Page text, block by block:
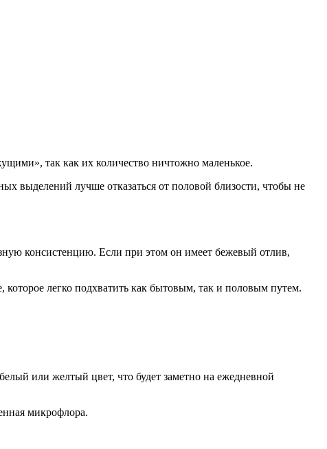
так как их количество ничтожно маленькое.
выделений лучше отказаться от половой близости, чтобы не
консистенцию. Если при этом он имеет бежевый отлив,
которое легко подхватить как бытовым, так и половым путем.
или желтый цвет, что будет заметно на ежедневной
микрофлора.